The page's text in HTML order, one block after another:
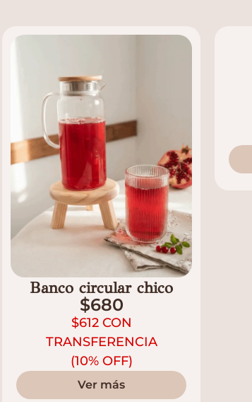
Banco circular chico
$680
$612CON
TRANSFERENCIA
(10% OFF)
Ver más